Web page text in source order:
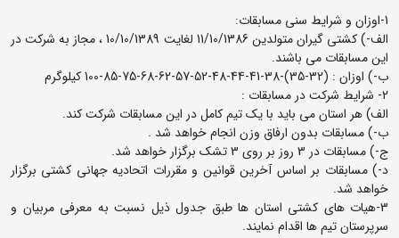
1-اوزان و شرایط سنی مسابقات:
الف-) کشتی گیران متولدین 11/10/1386 لغایت 10/10/1389 ، مجاز به شرکت در
این مسابقات می باشند.
ب-) اوزان : (32-35)-38-41-44-48-52-57-62-68-75-85-100 کیلوگرم
2- شرایط شرکت در مسابقات :
الف) هر استان می باید با یک تیم کامل در این مسابقات شرکت کند.
ب-) مسابقات بدون ارفاق وزن انجام خواهد شد .
ج-) مسابقات در 3 روز بر روی 3 تشک برگزار خواهد شد.
د-) مسابقات بر اساس آخرین قوانین و مقررات اتحادیه جهانی کشتی برگزار
خواهد شد.
3-هیات های کشتی استان ها طبق جدول ذیل نسبت به معرفی مربیان و
سرپرستان تیم ها اقدام نمایند.